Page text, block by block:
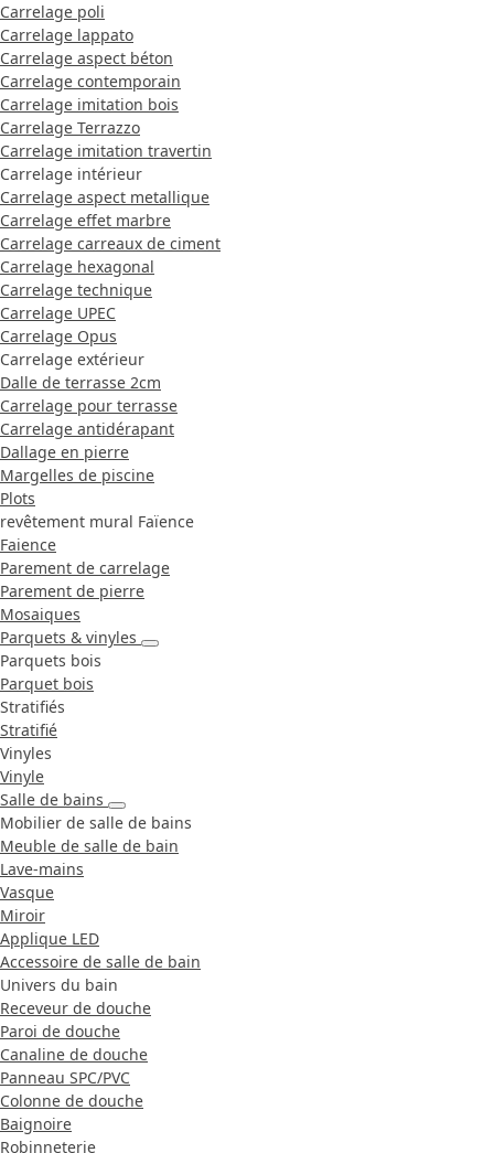
Carrelage poli
Carrelage lappato
Carrelage aspect béton
Carrelage contemporain
Carrelage imitation bois
Carrelage Terrazzo
Carrelage imitation travertin
Carrelage intérieur
Carrelage aspect metallique
Carrelage effet marbre
Carrelage carreaux de ciment
Carrelage hexagonal
Carrelage technique
Carrelage UPEC
Carrelage Opus
Carrelage extérieur
Dalle de terrasse 2cm
Carrelage pour terrasse
Carrelage antidérapant
Dallage en pierre
Margelles de piscine
Plots
revêtement mural Faïence
Faience
Parement de carrelage
Parement de pierre
Mosaiques
Parquets & vinyles
Parquets bois
Parquet bois
Stratifiés
Stratifié
Vinyles
Vinyle
Salle de bains
Mobilier de salle de bains
Meuble de salle de bain
Lave-mains
Vasque
Miroir
Applique LED
Accessoire de salle de bain
Univers du bain
Receveur de douche
Paroi de douche
Canaline de douche
Panneau SPC/PVC
Colonne de douche
Baignoire
Robinneterie